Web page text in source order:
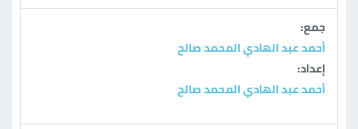
جمع:
أحمد عبد الهادي المحمد صالح
إعداد:
أحمد عبد الهادي المحمد صالح